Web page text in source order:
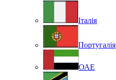
Італія
Португалія
ОАЕ